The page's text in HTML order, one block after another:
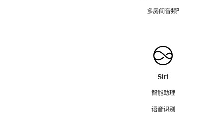
多房间音频脚
³
Siri
智能助理
语音识别